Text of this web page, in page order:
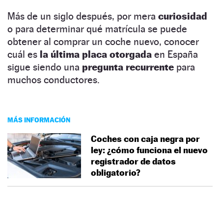
Más de un siglo después, por mera curiosidad
o para determinar qué matrícula se puede
obtener al comprar un coche nuevo, conocer
cuál es la última placa otorgada en España
sigue siendo una pregunta recurrente para
muchos conductores.
MÁS INFORMACIÓN
Coches con caja negra por
ley: ¿cómo funciona el nuevo
registrador de datos
obligatorio?